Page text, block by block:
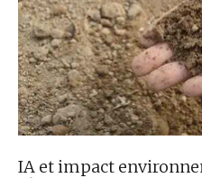
IA et impact